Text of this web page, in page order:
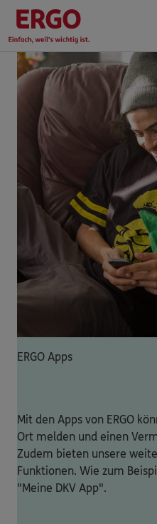
ERGO Apps
Mit den Apps von ERGO
Ort melden und einen
Zudem bieten unsere
Funktionen. Wie zum
"Meine DKV App".